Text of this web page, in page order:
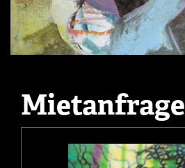
Mietanfrage